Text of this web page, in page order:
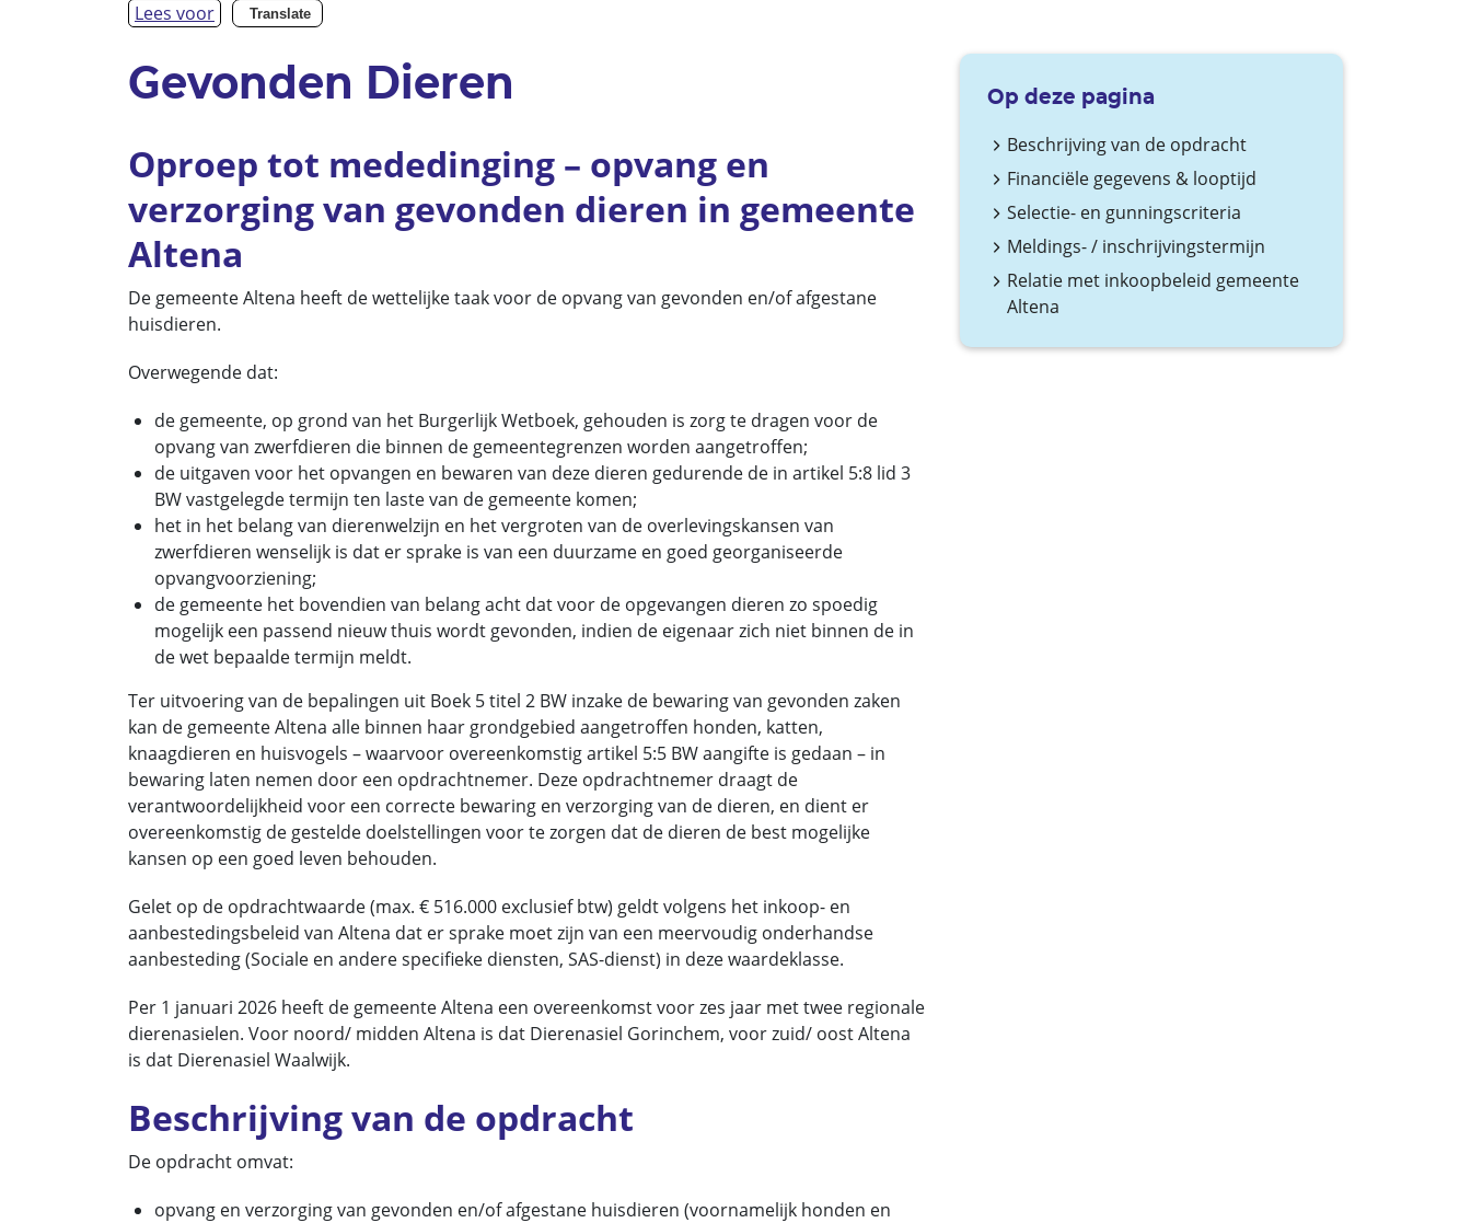
Lees voor Translate
Gevonden Dieren
Oproep tot mededinging – opvang en
verzorging van gevonden dieren in gemeente
Altena
De gemeente Altena heeft de wettelijke taak voor de opvang van gevonden en/of afgestane
huisdieren.
Overwegende dat:
de gemeente, op grond van het Burgerlijk Wetboek, gehouden is zorg te dragen voor de
opvang van zwerfdieren die binnen de gemeentegrenzen worden aangetroffen;
de uitgaven voor het opvangen en bewaren van deze dieren gedurende de in artikel 5:8 lid 3
BW vastgelegde termijn ten laste van de gemeente komen;
het in het belang van dierenwelzijn en het vergroten van de overlevingskansen van
zwerfdieren wenselijk is dat er sprake is van een duurzame en goed georganiseerde
opvangvoorziening;
de gemeente het bovendien van belang acht dat voor de opgevangen dieren zo spoedig
mogelijk een passend nieuw thuis wordt gevonden, indien de eigenaar zich niet binnen de in
de wet bepaalde termijn meldt.
Ter uitvoering van de bepalingen uit Boek 5 titel 2 BW inzake de bewaring van gevonden zaken
kan de gemeente Altena alle binnen haar grondgebied aangetroffen honden, katten,
knaagdieren en huisvogels – waarvoor overeenkomstig artikel 5:5 BW aangifte is gedaan – in
bewaring laten nemen door een opdrachtnemer. Deze opdrachtnemer draagt de
verantwoordelijkheid voor een correcte bewaring en verzorging van de dieren, en dient er
overeenkomstig de gestelde doelstellingen voor te zorgen dat de dieren de best mogelijke
kansen op een goed leven behouden.
Gelet op de opdrachtwaarde (max. € 516.000 exclusief btw) geldt volgens het inkoop- en
aanbestedingsbeleid van Altena dat er sprake moet zijn van een meervoudig onderhandse
aanbesteding (Sociale en andere specifieke diensten, SAS-dienst) in deze waardeklasse.
Per 1 januari 2026 heeft de gemeente Altena een overeenkomst voor zes jaar met twee regionale
dierenasielen. Voor noord/ midden Altena is dat Dierenasiel Gorinchem, voor zuid/ oost Altena
is dat Dierenasiel Waalwijk.
Beschrijving van de opdracht
De opdracht omvat:
opvang en verzorging van gevonden en/of afgestane huisdieren (voornamelijk honden en
Op deze pagina
Beschrijving van de opdracht
Financiële gegevens & looptijd
Selectie- en gunningscriteria
Meldings- / inschrijvingstermijn
Relatie met inkoopbeleid gemeente
Altena